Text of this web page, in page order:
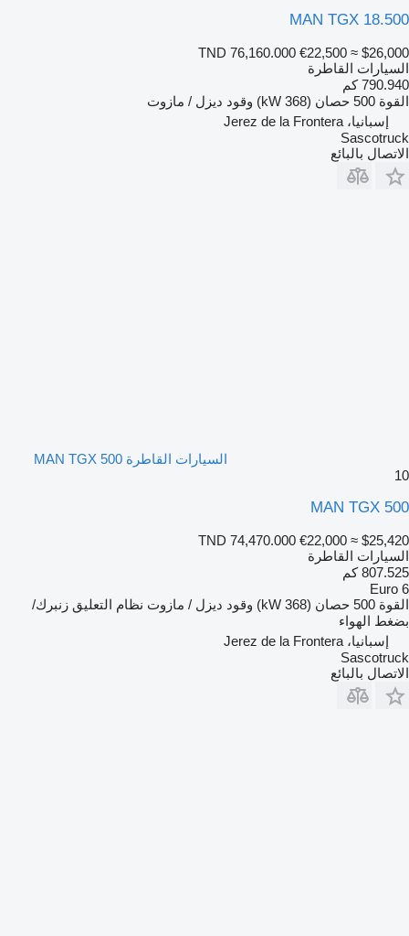
MAN TGX 18.500
TND 76,160.000 €22,500 ≈ $26,000
السيارات القاطرة
790.940 كم
القوة 500 حصان (368 kW) وقود ديزل / مازوت
إسبانيا، Jerez de la Frontera
Sascotruck
الاتصال بالبائع
السيارات القاطرة MAN TGX 500
10
MAN TGX 500
TND 74,470.000 €22,000 ≈ $25,420
السيارات القاطرة
807.525 كم
Euro 6
القوة 500 حصان (368 kW) وقود ديزل / مازوت نظام التعليق زنبرك/
بضغط الهواء
إسبانيا، Jerez de la Frontera
Sascotruck
الاتصال بالبائع